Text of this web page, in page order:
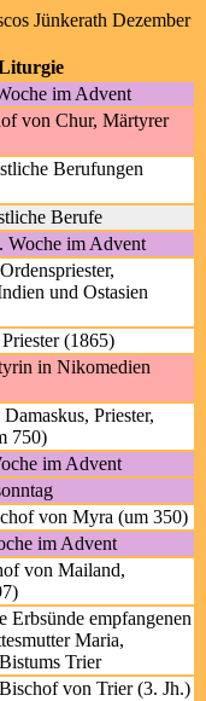
Jünkerath Dezember
im Advent
von Chur, Märtyrer
Berufungen
Berufe
Woche im Advent
und Ostasien
(1865)
in Nikomedien
Priester,
750)
im Advent
von Myra (um 350)
im Advent
von Mailand,
Erbsünde empfangenen
Maria,
Trier
von Trier (3. Jh.)